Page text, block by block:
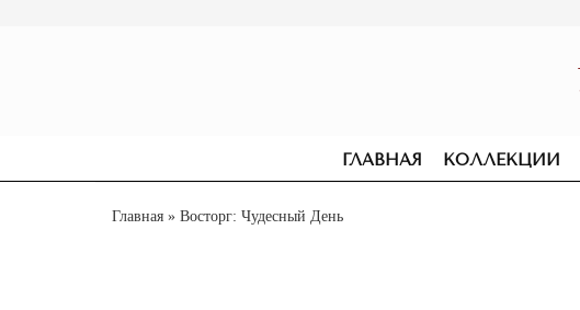
ГЛАВНАЯ КОЛЛЕКЦИИ
Главная » Восторг: Чудесный День